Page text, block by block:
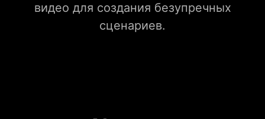
видео для создания безупречных
сценариев.